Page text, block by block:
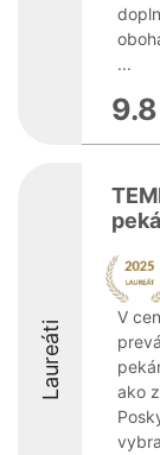
...
9.8
Laureáti
V
ako